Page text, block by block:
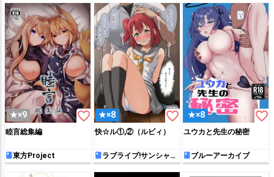
★×9 favorite_border
睦言総集編
東方Project
★×8 favorite_border
快☆ル①,②（ルビィ）
ラブライブ!サンシャイ
ン!!
★×8 favorite_border
ユウカと先生の秘密
ブルーアーカイブ